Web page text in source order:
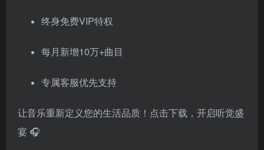
终身免费VIP特权
每月新增10万+曲目
专属客服优先支持
让音乐重新定义您的生活品质！点击下载，开启听觉盛
宴 🎧